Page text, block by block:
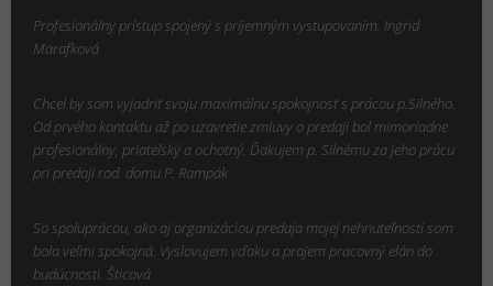
Profesionálny prístup spojený s príjemným vystupovaním. Ingrid
Marafková
Chcel by som vyjadriť svoju maximálnu spokojnosť s prácou p.Silného.
Od prvého kontaktu až po uzavretie zmluvy o predaji bol mimoriadne
profesionálny, priateľský a ochotný. Ďakujem p. Silnému za jeho prácu
pri predaji rod. domu.P. Rampák
So spoluprácou, ako aj organizáciou predaja mojej nehnuteľnosti som
bola veľmi spokojná. Vyslovujem vďaku a prajem pracovný elán do
budúcnosti. Šticová